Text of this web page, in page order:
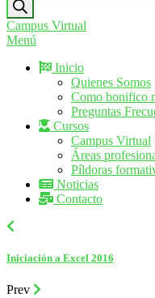
Campus Virtual
Menú
Inicio
Quienes Somos
Como bonifico
Preguntas
Cursos
Campus Virtual
Áreas
Píldoras
Noticias
Contacto
Iniciación a Excel 2016
Prev